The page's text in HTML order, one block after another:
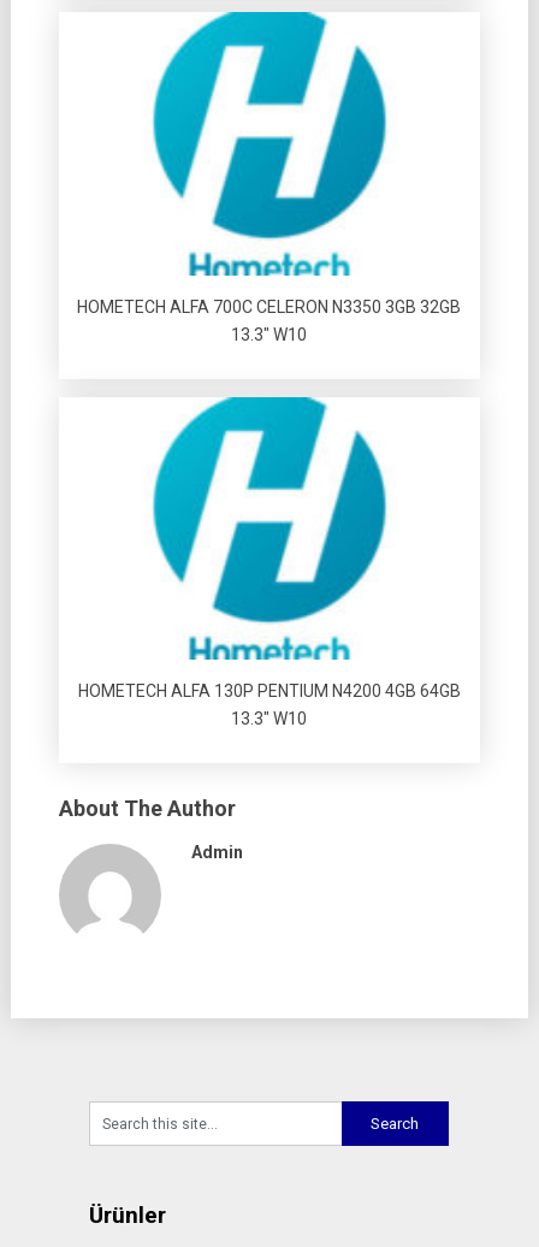
HOMETECH ALFA 700C CELERON N3350 3GB 32GB
13.3″ W10
HOMETECH ALFA 130P PENTIUM N4200 4GB 64GB
13.3″ W10
About The Author
Admin
Ürünler